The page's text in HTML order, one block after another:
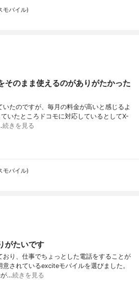
モバイル)
そのまま使えるのがありがたかった
たのですが、毎月の料金が高いと感じるよ
いたところドコモに対応しているとしてX-
続きを見る
モバイル)
がたいです
おり、仕事でちょっとした電話をすることが
されているexciteモバイルを選びました。
が…続きを見る